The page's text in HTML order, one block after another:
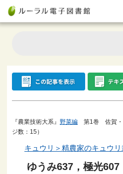
『農業技術大系』 野菜編 第1巻 佐賀・
ジ数：15）
キュウリ＞精農家のキュウ
ゆうみ637，極光